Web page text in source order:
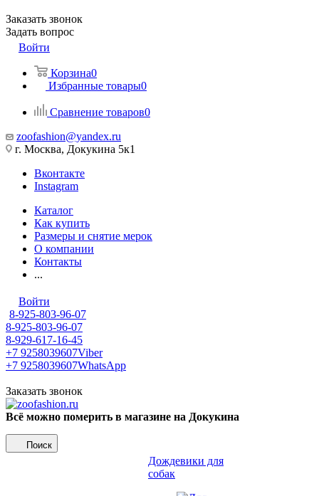
Заказать звонок
Задать вопрос
Войти
Корзина0
Избранные товары0
Сравнение товаров0
zoofashion@yandex.ru
г. Москва, Докукина 5к1
Вконтакте
Instagram
Каталог
Как купить
Размеры и снятие мерок
О компании
Контакты
...
Войти
8-925-803-96-07
8-925-803-96-07
8-929-617-16-45
+7 9258039607Viber
+7 9258039607WhatsApp
Заказать звонок
Всё можно померить в магазине на Докукина
Поиск
Дождевики для
собак